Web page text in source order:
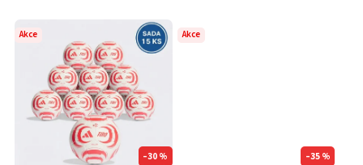
Akce
–30 %
Akce
–35 %